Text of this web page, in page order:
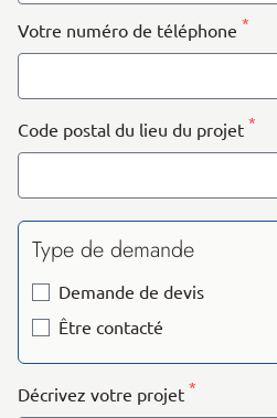
Votre numéro de téléphone *
Code postal du lieu du projet *
Type de demande
Demande de devis
Être contacté
Décrivez votre projet *